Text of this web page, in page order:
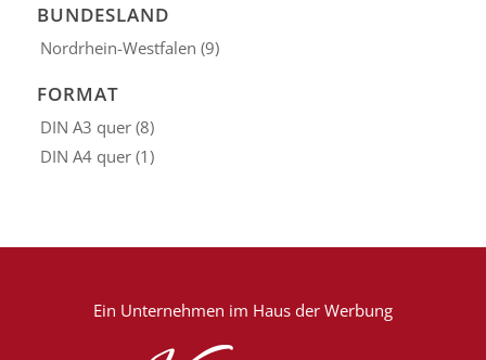
BUNDESLAND
Nordrhein-Westfalen (9)
FORMAT
DIN A3 quer (8)
DIN A4 quer (1)
Ein Unternehmen im Haus der Werbung